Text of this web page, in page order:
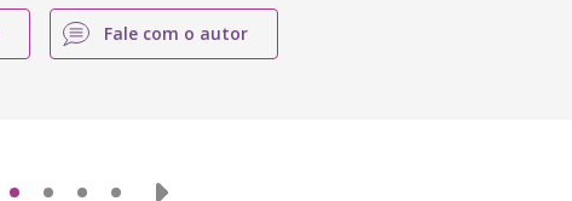
Fale com o autor